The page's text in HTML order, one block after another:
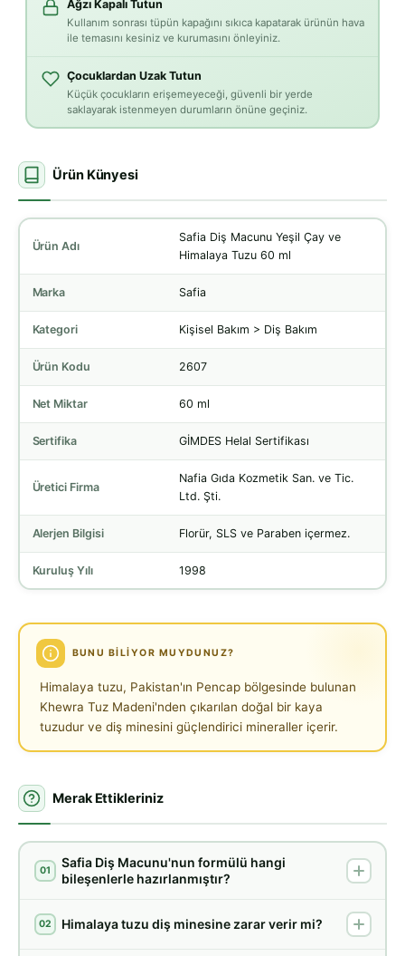
Ağzı Kapalı Tutun
Kullanım sonrası tüpün kapağını sıkıca kapatarak ürünün hava
ile temasını kesiniz ve kurumasını önleyiniz.
Çocuklardan Uzak Tutun
Küçük çocukların erişemeyeceği, güvenli bir yerde
saklayarak istenmeyen durumların önüne geçiniz.
Ürün Künyesi
Ürün Adı
Safia Diş Macunu Yeşil Çay ve
Himalaya Tuzu 60 ml
Marka Safia
Kategori Kişisel Bakım > Diş Bakım
Ürün Kodu 2607
Net Miktar 60 ml
Sertifika GİMDES Helal Sertifikası
Üretici Firma
Nafia Gıda Kozmetik San. ve Tic.
Ltd. Şti.
Alerjen Bilgisi Florür, SLS ve Paraben içermez.
Kuruluş Yılı 1998
BUNU BILIYOR MUYDUNUZ?
Himalaya tuzu, Pakistan'ın Pencap bölgesinde bulunan
Khewra Tuz Madeni'nden çıkarılan doğal bir kaya
tuzudur ve diş minesini güçlendirici mineraller içerir.
Merak Ettikleriniz
01
Safia Diş Macunu'nun formülü hangi
bileşenlerle hazırlanmıştır?
02 Himalaya tuzu diş minesine zarar verir mi?